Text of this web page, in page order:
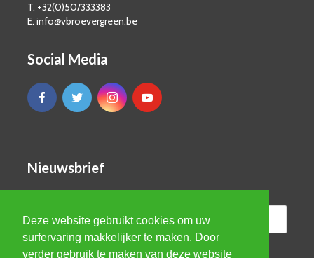
Deze website gebruikt cookies om uw
surfervaring makkelijker te maken. Door
verder gebruik te maken van deze website
T. +32(0)50/333383
E. info@vbroevergreen.be
Social Media
Nieuwsbrief